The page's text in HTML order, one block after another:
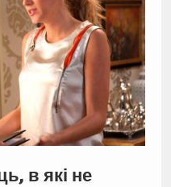
в які не